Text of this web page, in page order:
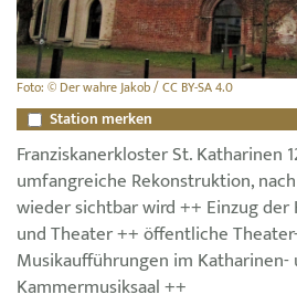
Foto: © Der wahre Jakob / CC BY-SA 4.0
Station merken
Franziskanerkloster St. Katharinen
umfangreiche Rekonstruktion,
wieder sichtbar wird ++ Einzug
und Theater ++ öffentliche
Musikaufführungen im Katharinen-
Kammermusiksaal ++